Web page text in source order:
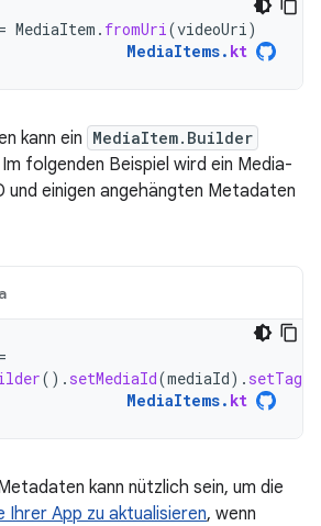
= MediaItem . fromUri(videoUri)
MediaItems. kt
kann ein MediaItem.Builder
folgenden Beispiel wird ein Media-
und einigen angehängten Metadaten
=
(). setMediaId(mediaId). setTag
MediaItems. kt
kann nützlich sein, um die
App zu aktualisieren, wenn